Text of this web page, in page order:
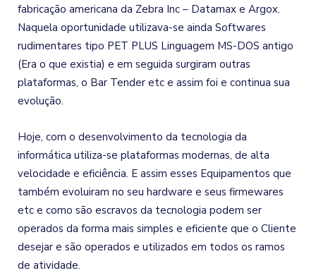
fabricação americana da Zebra Inc – Datamax e Argox.
Naquela oportunidade utilizava-se ainda Softwares
rudimentares tipo PET PLUS Linguagem MS-DOS antigo
(Era o que existia) e em seguida surgiram outras
plataformas, o Bar Tender etc e assim foi e continua sua
evolução.
Hoje, com o desenvolvimento da tecnologia da
informática utiliza-se plataformas modernas, de alta
velocidade e eficiência. E assim esses Equipamentos que
também evoluiram no seu hardware e seus firmewares
etc e como são escravos da tecnologia podem ser
operados da forma mais simples e eficiente que o Cliente
desejar e são operados e utilizados em todos os ramos
de atividade.